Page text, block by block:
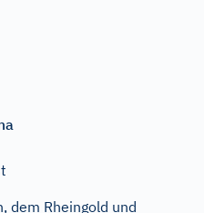
dem Rheingold und